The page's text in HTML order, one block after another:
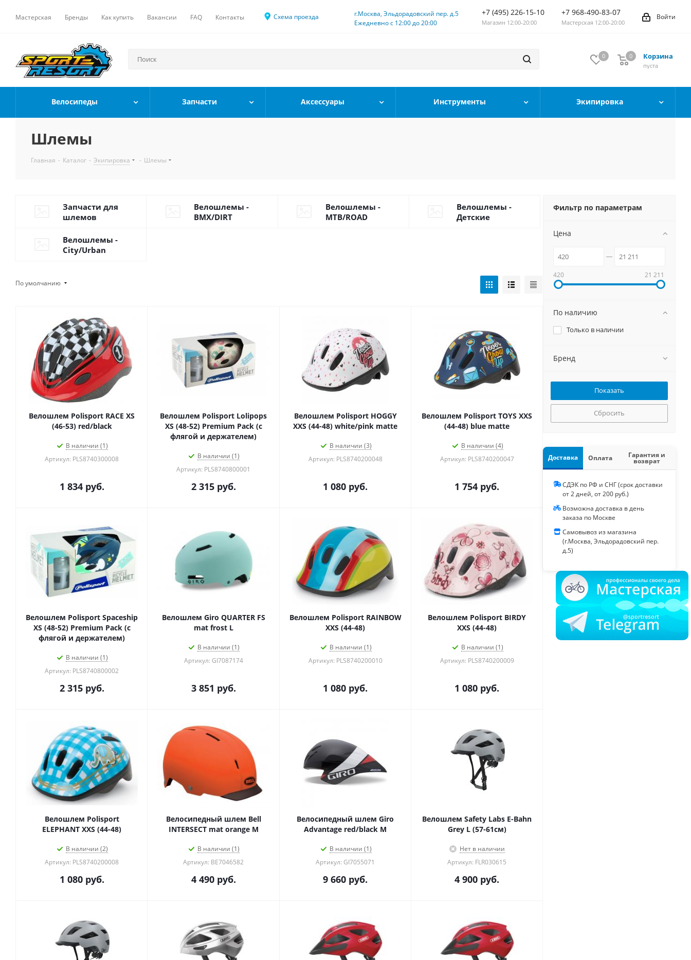
Мастерская Бренды Как купить Вакансии FAQ Контакты Схема проезда
г.Москва, Эльдорадовский пер. д.5
Ежедневно с 12:00 до 20:00
+7 (495) 226-15-10
Магазин 12:00-20:00
+7 968-490-83-07
Мастерская 12:00-20:00
Войти
0 Корзина
0
пуста
0
Велосипеды Запчасти Аксессуары Инструменты Экипировка
Шлемы
Главная - Каталог - Экипировка - Шлемы
Запчасти для
шлемов
Велошлемы -
BMX/DIRT
Велошлемы -
MTB/ROAD
Велошлемы -
Детские
Велошлемы -
Сity/Urban
По умолчанию
Велошлем Polisport RACE XS
(46-53) red/black
В наличии (1)
Артикул: PLS8740300008
1 834руб.
Велошлем Polisport Lolipops
XS (48-52) Premium Pack (с
флягой и держателем)
В наличии (1)
Артикул: PLS8740800001
2 315руб.
Велошлем Polisport HOGGY
XXS (44-48) white/pink matte
В наличии (3)
Артикул: PLS8740200048
1 080 руб.
Велошлем Polisport TOYS XXS
(44-48) blue matte
В наличии (4)
Артикул: PLS8740200047
1 754 руб.
Велошлем Polisport Spaceship
XS (48-52) Premium Pack (с
флягой и держателем)
В наличии (1)
Артикул: PLS8740800002
2 315руб.
Велошлем Giro QUARTER FS
mat frost L
В наличии (1)
Артикул: GI7087174
3 851 руб.
Велошлем Polisport RAINBOW
XXS (44-48)
В наличии (1)
Артикул: PLS8740200010
1 080 руб.
Велошлем Polisport BIRDY
XXS (44-48)
В наличии (1)
Артикул: PLS8740200009
1 080 руб.
Велошлем Polisport
ELEPHANT XXS (44-48)
В наличии (2)
Артикул: PLS8740200008
1 080руб.
Велосипедный шлем Bell
INTERSECT mat orange M
В наличии (1)
Артикул: BE7046582
4 490руб.
Велосипедный шлем Giro
Advantage red/black M
В наличии (1)
Артикул: GI7055071
9 660 руб.
Велошлем Safety Labs E-Bahn
Grey L (57-61см)
Нет в наличии
Артикул: FLR030615
4 900 руб.
Фильтр по параметрам
Цена
420 21 211
По наличию
Только в наличии
Бренд
Сбросить
Доставка Оплата Гарантия и
возврат
СДЭК по РФ и СНГ (срок доставки
от 2 дней, от 200 руб.)
Возможна доставка в день
заказа по Москве
Самовывоз из магазина
(г.Москва, Эльдорадовский пер.
д.5)